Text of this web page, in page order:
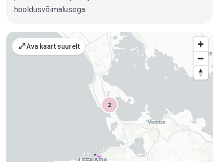
hooldusvõimalusega.
Kohad kaardil
open_in_fullAva kaart suurelt